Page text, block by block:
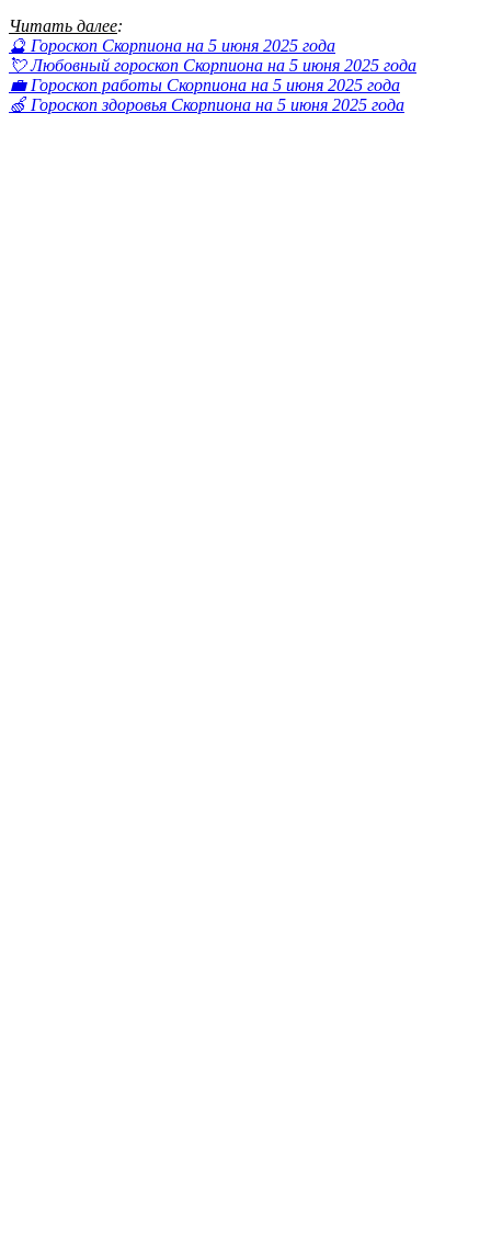
Читать далее:
🔮 Гороскоп Скорпиона на 5 июня 2025 года
💘 Любовный гороскоп Скорпиона на 5 июня 2025 года
💼 Гороскоп работы Скорпиона на 5 июня 2025 года
🍏 Гороскоп здоровья Скорпиона на 5 июня 2025 года